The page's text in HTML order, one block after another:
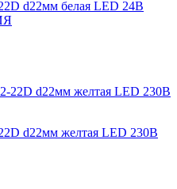
d22мм белая LED 24В
d22мм желтая LED 230В